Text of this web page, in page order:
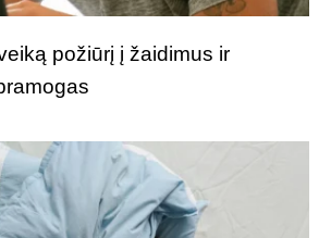
požiūrį į žaidimus ir